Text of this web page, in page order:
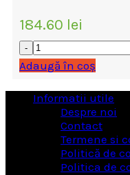
184.60 lei
Adaugă în coș
Informatii utile
Despre noi
Contact
Termene si
Politică de
Politica de